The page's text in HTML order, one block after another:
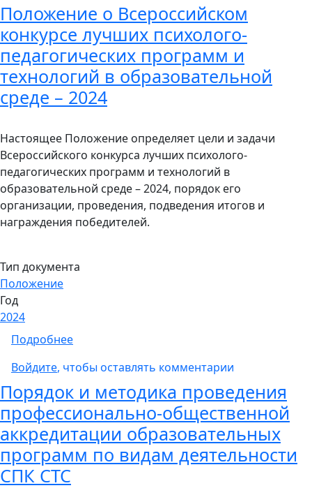
Положение о Всероссийском
конкурсе лучших психолого-
педагогических программ и
технологий в образовательной
среде – 2024
Настоящее Положение определяет цели и задачи
Всероссийского конкурса лучших психолого-
педагогических программ и технологий в
образовательной среде – 2024, порядок его
организации, проведения, подведения итогов и
награждения победителей.
Тип документа
Положение
Год
2024
Подробнеео Положение о Всероссийском конкурсе
Войдите, чтобы оставлять комментарии
Порядок и методика проведения
профессионально-общественной
аккредитации образовательных
программ по видам деятельности
СПК СТС